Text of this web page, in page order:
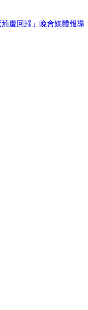
慶回歸」晚會媒體報導